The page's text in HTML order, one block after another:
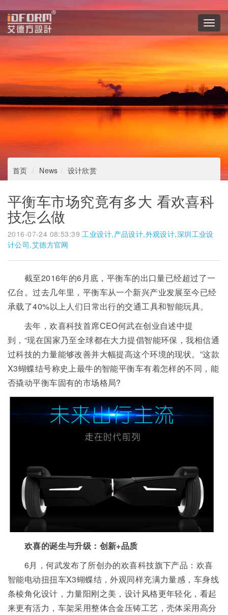
首页 News 设计欣赏
平衡车市场究竟有多大 看欢喜科
技怎么做
2016-07-24 08:53:39 工业设计,产品设计,外观设计,深圳工业设
计公司,艾德方官网
截至2016年的6月底，平衡车的出口量已经超过了一
亿台。过去几年里，平衡车从一个新兴产业发展至今已经
承载了40%以上人们日常出行的交通工具和智能玩具。
去年，欢喜科技首席CEO何武在创业自述中提
到，“现在国家乃至全球都在大力提倡智能环保，我相信通
过科技的力量能够改善并大幅提高这个环境的现状。”这款
X3蝴蝶结号称史上最牛的智能平衡车有着怎样的不同，能
否撬动平衡车固有的市场格局?
欢喜的诞生与升级：创新+品质
6月，何武发布了所创办的欢喜科技旗下产品：欢喜
智能电动扭扭车X3蝴蝶结，外观同样充满力量感，车身线
条棱角化设计，力量阳刚之美，设计风格更年轻化，看起
来更有活力，车架采用整体合金压铸工艺，壳体采用高分